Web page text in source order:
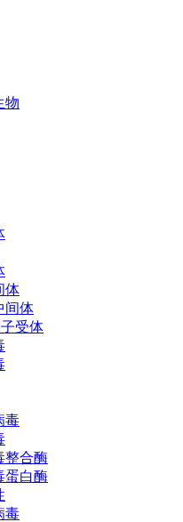
物
体
间体
受体
毒
整合酶
蛋白酶
毒